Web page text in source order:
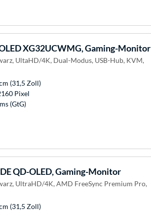
XG32UCWMG, Gaming-Monitor
UltaHD/4K, Dual-Modus, USB-Hub, KVM,
(31,5 Zoll)
Pixel
(GtG)
QD-OLED, Gaming-Monitor
UltraHD/4K, AMD FreeSync Premium Pro,
(31,5 Zoll)